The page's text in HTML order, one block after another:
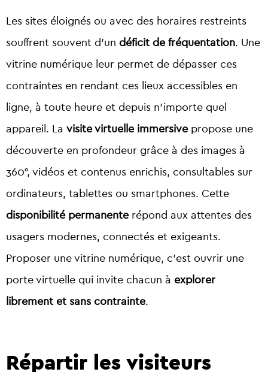
Les sites éloignés ou avec des horaires restreints
souffrent souvent d’un déficit de fréquentation. Une
vitrine numérique leur permet de dépasser ces
contraintes en rendant ces lieux accessibles en
ligne, à toute heure et depuis n’importe quel
appareil. La visite virtuelle immersive propose une
découverte en profondeur grâce à des images à
360°, vidéos et contenus enrichis, consultables sur
ordinateurs, tablettes ou smartphones. Cette
disponibilité permanente répond aux attentes des
usagers modernes, connectés et exigeants.
Proposer une vitrine numérique, c’est ouvrir une
porte virtuelle qui invite chacun à explorer
librement et sans contrainte.
Répartir les visiteurs